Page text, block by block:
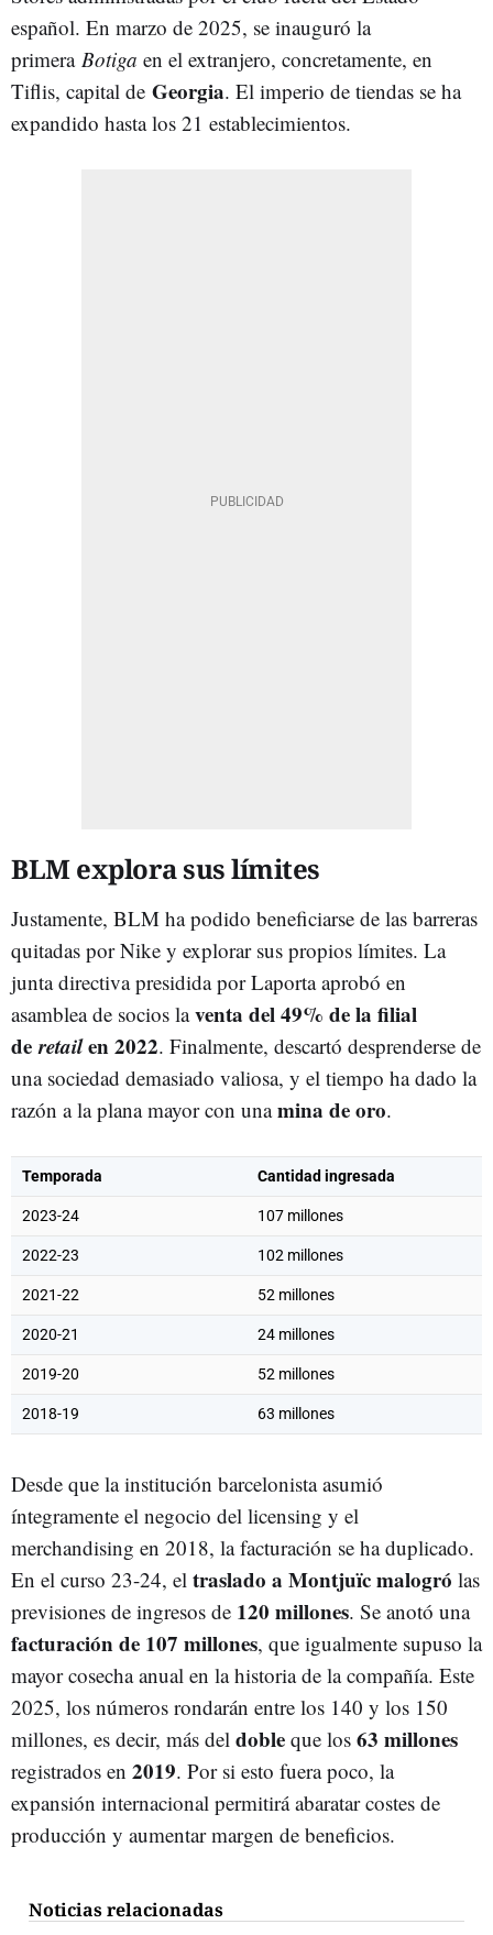
español. En marzo de 2025, se inauguró la
primera Botiga en el extranjero, concretamente, en
Tiflis, capital de Georgia. El imperio de tiendas se ha
expandido hasta los 21 establecimientos.
BLM explora sus límites
Justamente, BLM ha podido beneficiarse de las barreras
quitadas por Nike y explorar sus propios límites. La
junta directiva presidida por Laporta aprobó en
asamblea de socios laventa del 49% de la filial
deretailen 2022. Finalmente, descartó desprenderse de
una sociedad demasiado valiosa, y el tiempo ha dado la
razón a la plana mayor con unamina de oro.
Temporada Cantidad ingresada
2023-24 107 millones
2022-23 102 millones
2021-22 52 millones
2020-21 24 millones
2019-20 52 millones
2018-19 63 millones
Desde que la institución barcelonista asumió
íntegramente el negocio del licensing y el
merchandising en 2018, la facturación se ha duplicado.
En el curso 23-24, el traslado a Montjuïc malogró las
previsiones de ingresos de 120 millones. Se anotó una
facturación de 107 millones, que igualmente supuso la
mayor cosecha anual en la historia de la compañía. Este
2025, los números rondarán entre los 140 y los 150
millones, es decir, más del doble que los 63 millones
registrados en 2019. Por si esto fuera poco, la
expansión internacional permitirá abaratar costes de
producción y aumentar margen de beneficios.
Noticias relacionadas